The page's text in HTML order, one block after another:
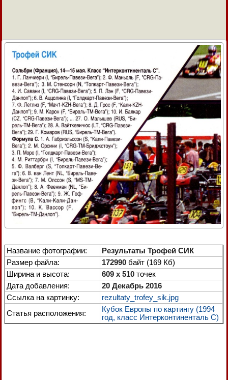
Название фотографии:
Результаты Трофей СИК
Размер файла:
172990 байт (169 Кб)
Ширина и высота:
609 x 510 точек
Дата добавления:
20 Декабрь 2016
Ссылка на картинку:
rezultaty_trofey_sik.jpg
Статья расположения:
Кубок Европы по картингу (1994
год, класс Интерконтиненталь С)